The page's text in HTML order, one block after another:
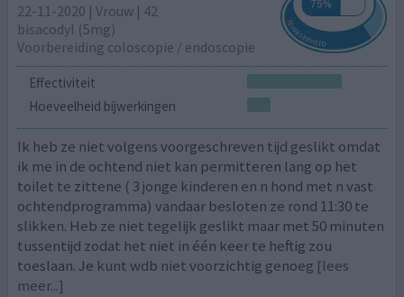
22-11-2020 | Vrouw | 42
bisacodyl (5mg)
Voorbereiding coloscopie / endoscopie
Effectiviteit
Hoeveelheid bijwerkingen
Ik heb ze niet volgens voorgeschreven tijd geslikt omdat
ik me in de ochtend niet kan permitteren lang op het
toilet te zittene ( 3 jonge kinderen en n hond met n vast
ochtendprogramma) vandaar besloten ze rond 11:30 te
slikken. Heb ze niet tegelijk geslikt maar met 50 minuten
tussentijd zodat het niet in één keer te heftig zou
toeslaan. Je kunt wdb niet voorzichtig genoeg [lees
meer...]